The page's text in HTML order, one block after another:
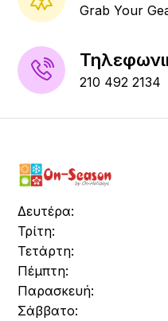
Grab Your
210 492 2134
Δευτέρα:
Τρίτη:
Τετάρτη:
Πέμπτη:
Παρασκευή:
Σάββατο: